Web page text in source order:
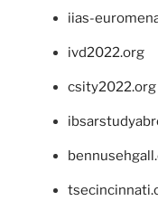
iias-
ivd2022.org
csity2022.org